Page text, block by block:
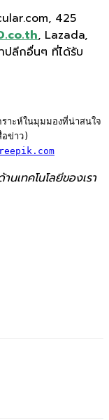
425
, Lazada,
ปลีกอื่นๆ ที่ได้รับ
ราะห์ในมุมมองที่น่าสนใจ
ข่าว)
เทคโนโลยีของเรา